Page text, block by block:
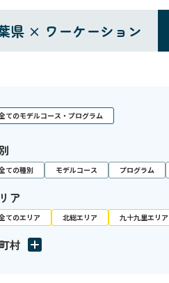
県 × ワーケーション
てのモデルコース・プログラム
ての種別 モデルコース プログラム
ア
てのエリア 北総エリア 九十九里エリア
村